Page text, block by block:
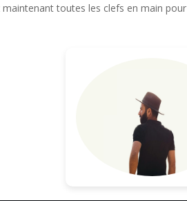
toutes les clefs en main